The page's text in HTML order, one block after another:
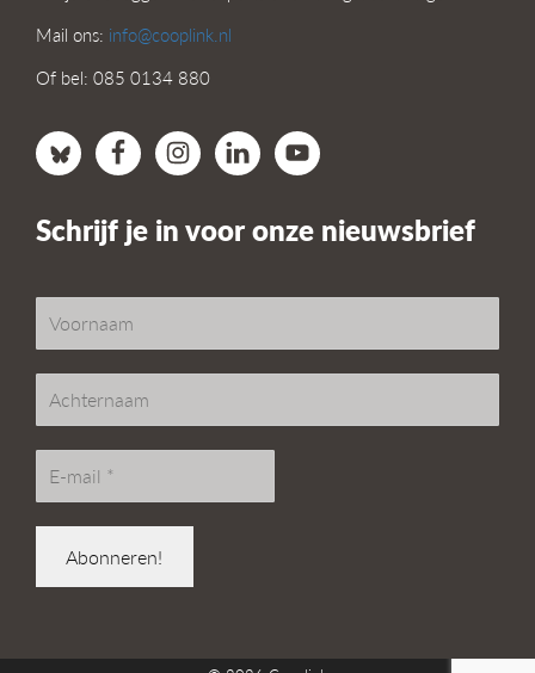
Mail ons: info@cooplink.nl
Of bel: 085 0134 880
Schrijf je in voor onze nieuwsbrief